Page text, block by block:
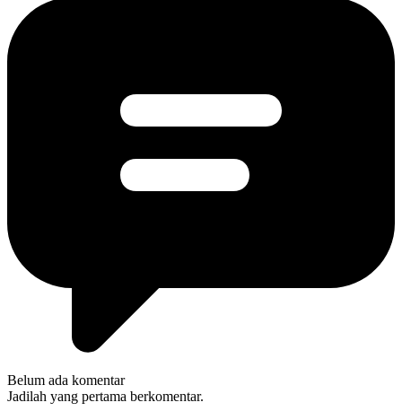
Belum ada komentar
Jadilah yang pertama berkomentar.